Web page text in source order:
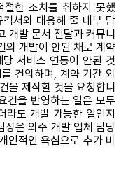
한 조치를 취하지 못했
서와 대응해 줄 내부 담
개발 문서 전달과 커뮤니
의 개발이 안된 채로 계약
서비스 연동이 안된 것
건의하며, 계약 기간 외
을 제작할 것을 요청합니
건을 반영하는 일은 모두
라도 개발 가능한 일인지
장은 외주 개발 업체 담당
인적인 욕심으로 추가 비